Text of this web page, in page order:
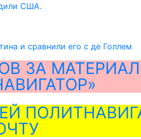
США.
и сравнили его с де Голлем
ЗА